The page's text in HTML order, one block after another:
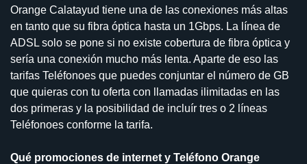
Orange Calatayud tiene una de las conexiones más altas
en tanto que su fibra óptica hasta un 1Gbps. La línea de
ADSL solo se pone si no existe cobertura de fibra óptica y
sería una conexión mucho más lenta. Aparte de eso las
tarifas Teléfonoes que puedes conjuntar el número de GB
que quieras con tu oferta con llamadas ilimitadas en las
dos primeras y la posibilidad de incluír tres o 2 líneas
Teléfonoes conforme la tarifa.
Qué promociones de internet y Teléfono Orange